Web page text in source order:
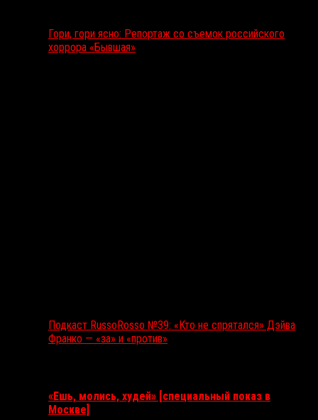
Гори, гори ясно: Репортаж со съемок российского
хоррора «Бывшая»
Подкаст RussoRosso №39: «Кто не спрятался» Дэйва
Франко — «за» и «против»
«Ешь, молись, худей» [специальный показ в
Москве]